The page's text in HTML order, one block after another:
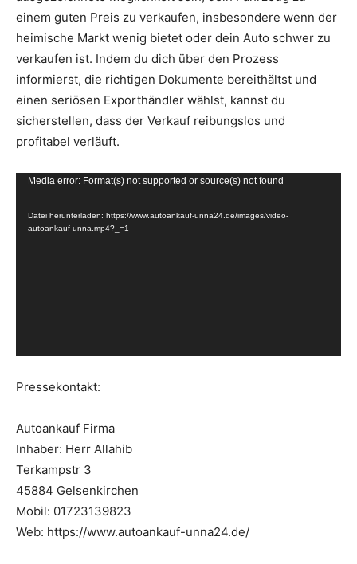
einem guten Preis zu verkaufen, insbesondere wenn der
heimische Markt wenig bietet oder dein Auto schwer zu
verkaufen ist. Indem du dich über den Prozess
informierst, die richtigen Dokumente bereithältst und
einen seriösen Exporthändler wählst, kannst du
sicherstellen, dass der Verkauf reibungslos und
profitabel verläuft.
e
Media error: Format(s) not supported or source(s) not found
Datei herunterladen: https://www.autoankauf-unna24.de/images/video-
autoankauf-unna.mp4?_=1
Pressekontakt:
Autoankauf Firma
Inhaber: Herr Allahib
Terkampstr 3
45884 Gelsenkirchen
Mobil: 01723139823
Web: https://www.autoankauf-unna24.de/